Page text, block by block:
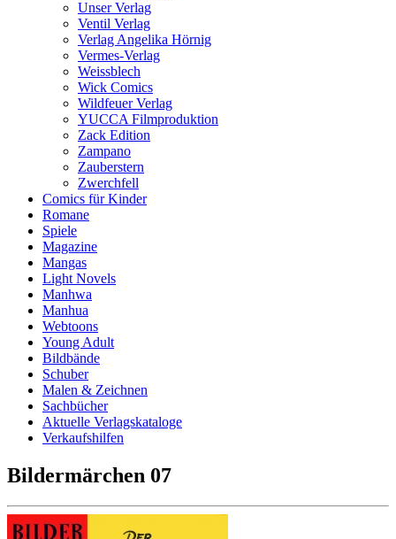
Unser Verlag
Ventil Verlag
Verlag Angelika Hörnig
Vermes-Verlag
Weissblech
Wick Comics
Wildfeuer Verlag
YUCCA Filmproduktion
Zack Edition
Zampano
Zauberstern
Zwerchfell
Comics für Kinder
Romane
Spiele
Magazine
Mangas
Light Novels
Manhwa
Manhua
Webtoons
Young Adult
Bildbände
Schuber
Malen & Zeichnen
Sachbücher
Aktuelle Verlagskataloge
Verkaufshilfen
Bildermärchen 07